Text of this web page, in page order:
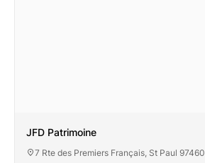
JFD Patrimoine
7 Rte des Premiers Français, St Paul 97460